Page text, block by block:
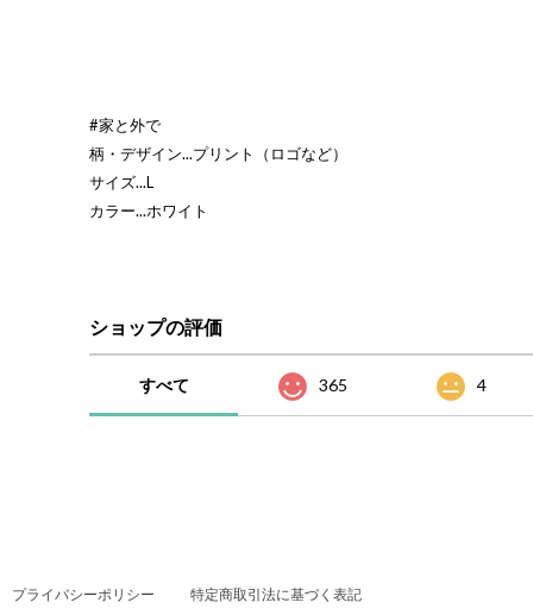
#家と外で
柄・デザイン...プリント（ロゴなど）
サイズ...L
カラー...ホワイト
ショップの評価
すべて 365 4
プライバシーポリシー 特定商取引法に基づく表記